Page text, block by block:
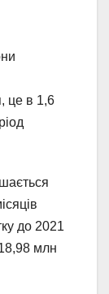
це в 1,6
до 2021
млн